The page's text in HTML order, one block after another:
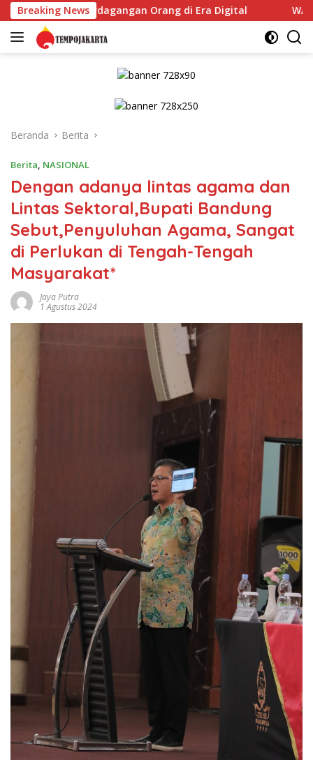
Langsung
ke
konten
Breaking NewsOrang di Era Digital WARGA RUSUN
Beranda Berita
Berita NASIONAL
Dengan adanya lintas agama dan
Lintas Sektoral,Bupati Bandung
Sebut,Penyuluhan Agama, Sangat
di Perlukan di Tengah-Tengah
Masyarakat*
Jaya Putra
1 Agustus 2024